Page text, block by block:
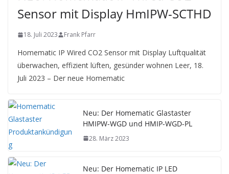
Sensor mit Display HmIPW-SCTHD
18. Juli 2023 Frank Pfarr
Homematic IP Wired CO2 Sensor mit Display Luftqualität
überwachen, effizient lüften, gesünder wohnen Leer, 18.
Juli 2023 – Der neue Homematic
Neu: Der Homematic Glastaster
HMIPW-WGD und HMIP-WGD-PL
28. März 2023
Neu: Der Homematic IP LED